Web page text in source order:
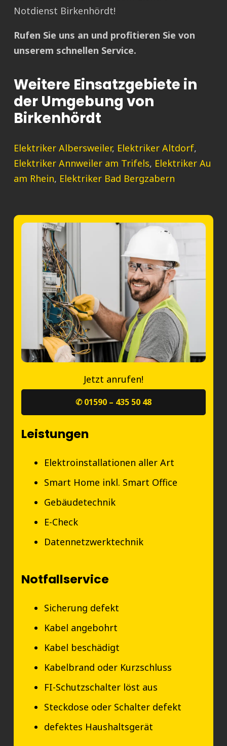
Notdienst Birkenhördt!
Rufen Sie uns an und profitieren Sie von
unserem schnellen Service.
Weitere Einsatzgebiete in
der Umgebung von
Birkenhördt
Elektriker Albersweiler, Elektriker Altdorf,
Elektriker Annweiler am Trifels, Elektriker Au
am Rhein, Elektriker Bad Bergzabern
Jetzt anrufen!
✆ 01590 – 435 50 48
Leistungen
Elektroinstallationen aller Art
Smart Home inkl. Smart Office
Gebäudetechnik
E-Check
Datennetzwerktechnik
Notfallservice
Sicherung defekt
Kabel angebohrt
Kabel beschädigt
Kabelbrand oder Kurzschluss
FI-Schutzschalter löst aus
Steckdose oder Schalter defekt
defektes Haushaltsgerät